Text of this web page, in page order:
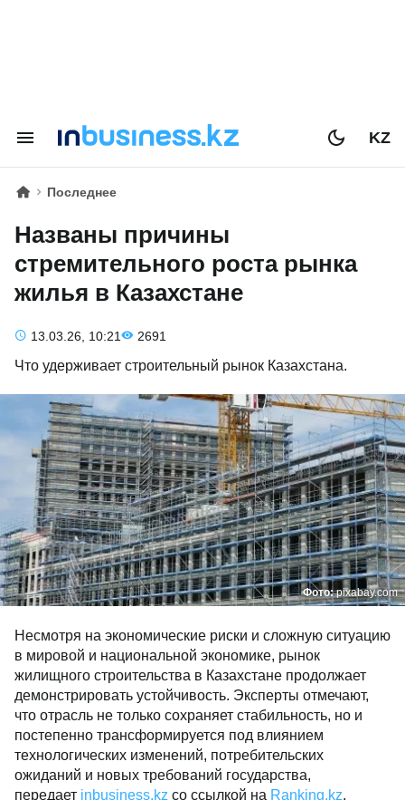
KZ
Последнее
Названы причины
стремительного роста рынка
жилья в Казахстане
13.03.26, 10:21 2691
Что удерживает строительный рынок Казахстана.
Фото:pixabay.com
Несмотря на экономические риски и сложную ситуацию
в мировой и национальной экономике, рынок
жилищного строительства в Казахстане продолжает
демонстрировать устойчивость. Эксперты отмечают,
что отрасль не только сохраняет стабильность, но и
постепенно трансформируется под влиянием
технологических изменений, потребительских
ожиданий и новых требований государства,
передает inbusiness.kz со ссылкой на Ranking.kz.